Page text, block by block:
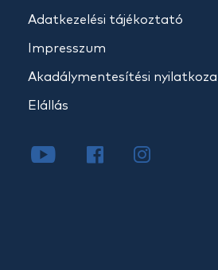
Adatkezelési tájékoztató
Impresszum
Akadálymentesítési
Elállás